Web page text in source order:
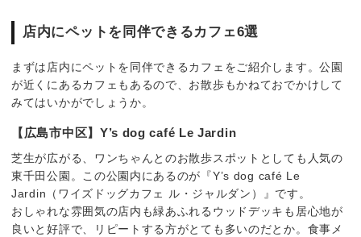
店内にペットを同伴できるカフェ6選
まずは店内にペットを同伴できるカフェをご紹介します。公園
が近くにあるカフェもあるので、お散歩もかねておでかけして
みてはいかがでしょうか。
【広島市中区】Y’s dog café Le Jardin
芝生が広がる、ワンちゃんとのお散歩スポットとしても人気の
東千田公園。この公園内にあるのが『Y’s dog café Le
Jardin（ワイズドッグカフェ ル・ジャルダン）』です。
おしゃれな雰囲気の店内も緑あふれるウッドデッキも居心地が
良いと好評で、リピートする方がとても多いのだとか。食事メ